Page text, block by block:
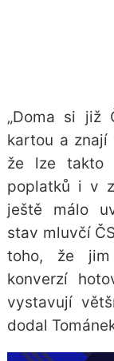
„Doma si již
kartou a znají
že lze takto
poplatků i v
ještě málo
stav mluvčí
toho, že jim
konverzí
vystavují
dodal